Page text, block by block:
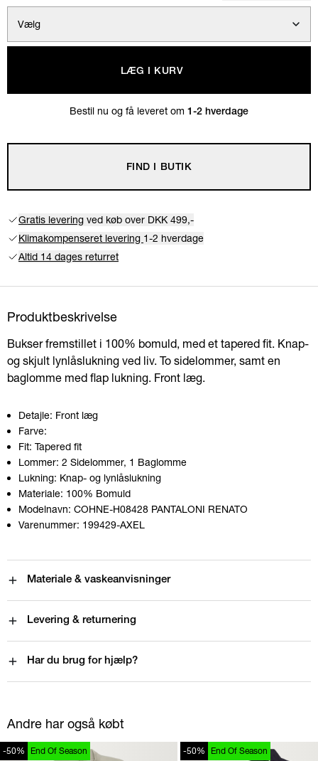
Vælg
LÆG I KURV
Bestil nu og få leveret om 1-2 hverdage
FIND I BUTIK
Gratis levering ved køb over DKK 499,-
Klimakompenseret levering 1-2 hverdage
Altid 14 dages returret
Produktbeskrivelse
Bukser fremstillet i 100% bomuld, med et tapered fit. Knap-
og skjult lynlåslukning ved liv. To sidelommer, samt en
baglomme med flap lukning. Front læg.
Detajle: Front læg
Farve:
Fit: Tapered fit
Lommer: 2 Sidelommer, 1 Baglomme
Lukning: Knap- og lynlåslukning
Materiale: 100% Bomuld
Modelnavn: COHNE-H08428 PANTALONI RENATO
Varenummer: 199429-AXEL
Materiale & vaskeanvisninger
Levering & returnering
Har du brug for hjælp?
Andre har også købt
-50% End Of Season -50% End Of Season